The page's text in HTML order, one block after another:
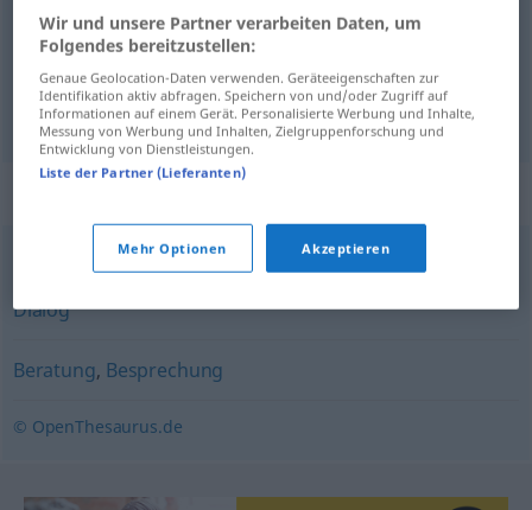
会話 [kaiwa] Gespräch
通話 [tsūwa] Gespräch TEL
Unterredung,Unterhaltung ,Diskussion,Aussprache
Dialog
Beratung, Besprechung
© OpenThesaurus.de
Wir und unsere Partner verarbeiten Daten, um
Folgendes bereitzustellen:
Genaue Geolocation-Daten verwenden. Geräteeigenschaften zur
Identifikation aktiv abfragen. Speichern von und/oder Zugriff auf
Informationen auf einem Gerät. Personalisierte Werbung und Inhalte,
Messung von Werbung und Inhalten, Zielgruppenforschung und
Entwicklung von Dienstleistungen.
Liste der Partner (Lieferanten)
Mehr Optionen Akzeptieren